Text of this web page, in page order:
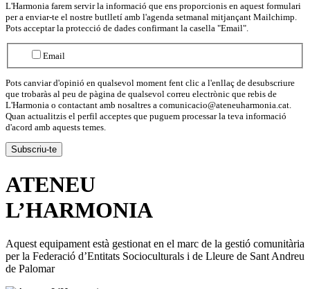
L'Harmonia farem servir la informació que ens proporcionis en aquest formulari
per a enviar-te el nostre butlletí amb l'agenda setmanal mitjançant Mailchimp.
Pots acceptar la protecció de dades confirmant la casella "Email".
Email
Pots canviar d'opinió en qualsevol moment fent clic a l'enllaç de desubscriure
que trobaràs al peu de pàgina de qualsevol correu electrònic que rebis de
L'Harmonia o contactant amb nosaltres a comunicacio@ateneuharmonia.cat.
Quan actualitzis el perfil acceptes que puguem processar la teva informació
d'acord amb aquests temes.
ATENEU
L’HARMONIA
Aquest equipament està gestionat en el marc de la gestió comunitària
per la Federació d’Entitats Socioculturals i de Lleure de Sant Andreu
de Palomar